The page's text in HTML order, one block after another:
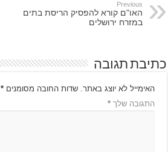
Previous
האו"ם קורא להפסיק הריסת בתים
במזרח ירושלים
כתיבת תגובה
האימייל לא יוצג באתר. שדות החובה מסומנים*
התגובה שלך*